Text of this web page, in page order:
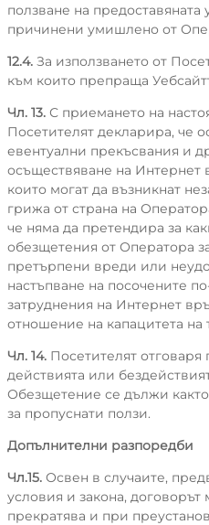
ползване на предоставяната
причинени умишлено от
12.4. За използването от
към които препраща
Чл. 13. С приемането на
Посетителят декларира, че
евентуални прекъсвания и
осъществяване на Интернет
които могат да възникнат
грижа от страна на
че няма да претендира за
обезщетения от Оператора
претърпени вреди или
настъпване на посочените
затруднения на Интернет
отношение на капацитета на
Чл. 14. Посетителят отговаря
действията или
Обезщетение се дължи
за пропуснати ползи.
Допълнителни разпоредби
Чл.15. Освен в случаите,
условия и закона,
прекратява и при